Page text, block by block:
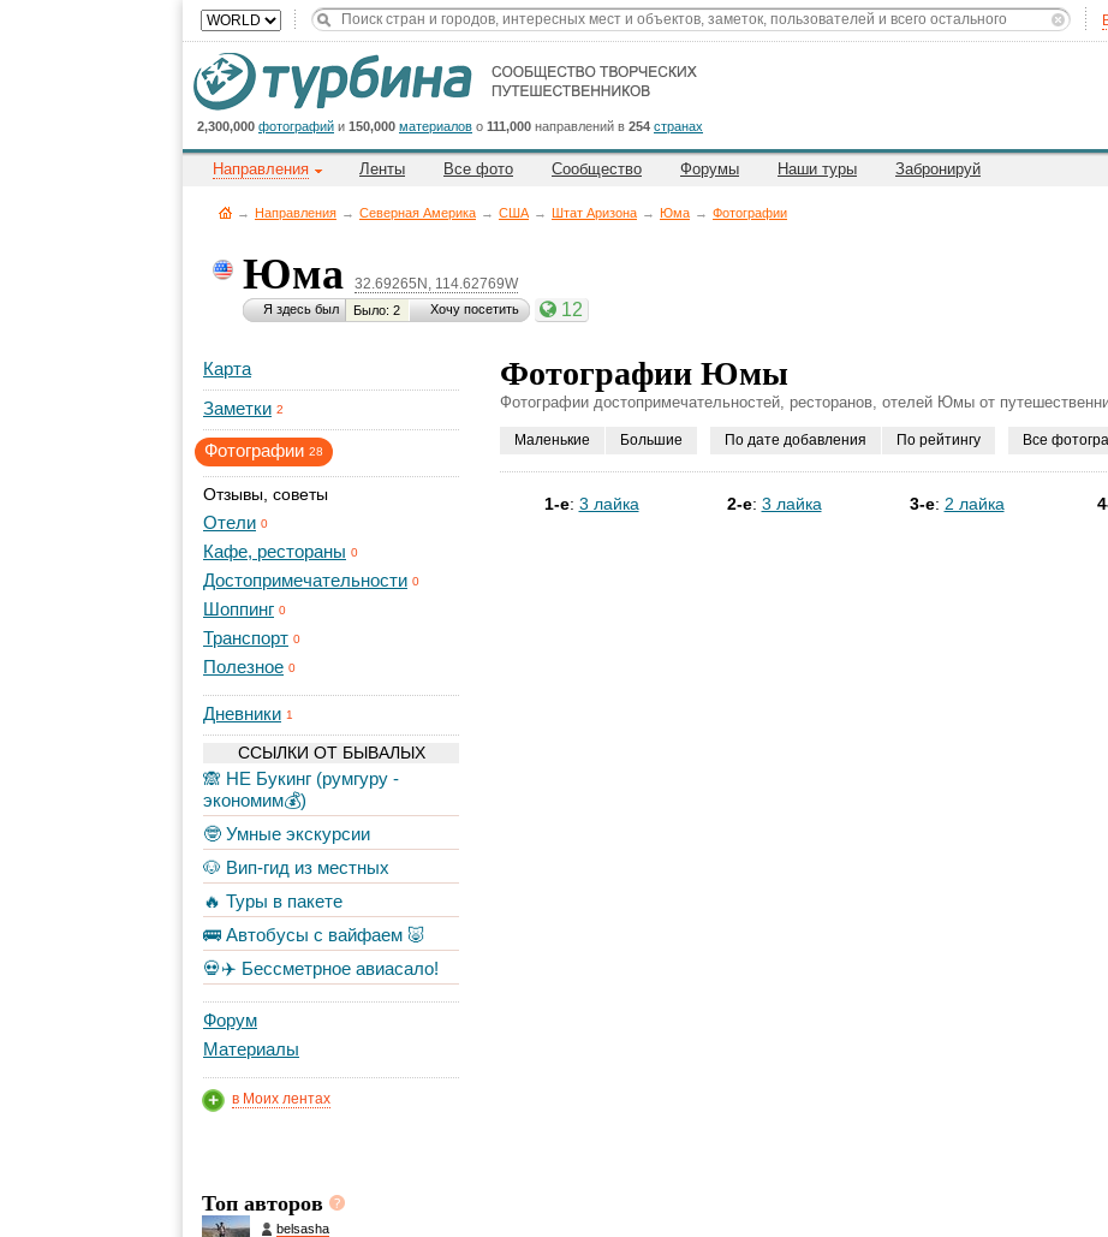
2,300,000 фотографий и 150,000 материалов о 111,000 направлений в 254 странах
Направления Ленты Все фото Сообщество Форумы Наши туры Забронируй
→ Направления → Северная Америка → CША → Штат Аризона → Юма → Фотографии
Юма 32.69265N, 114.62769W
Я здесь был Было: 2 Хочу посетить 12
Карта
Заметки 2
Фотографии 28
Отзывы, советы
Отели 0
Кафе, рестораны 0
Достопримечательности 0
Шоппинг 0
Транспорт 0
Полезное 0
Дневники 1
ССЫЛКИ ОТ БЫВАЛЫХ
🙈 НЕ Букинг (румгуру -
экономим💰)
🤓 Умные экскурсии
🐶 Вип-гид из местных
🔥 Туры в пакете
🚌 Автобусы с вайфаем 🐷
💀✈️ Бессметрное авиасало!
Форум
Материалы
в Моих лентах
Топ авторов
belsasha
Фотографии Юмы
Фотографии достопримечательностей, ресторанов, отелей Юмы от
Маленькие Большие По дате добавления По рейтингу Все
1-е: 3 лайка 2-е: 3 лайка 3-е: 2 лайка